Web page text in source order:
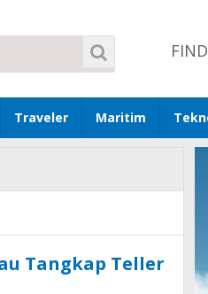
Traveler Maritim
Tangkap Teller